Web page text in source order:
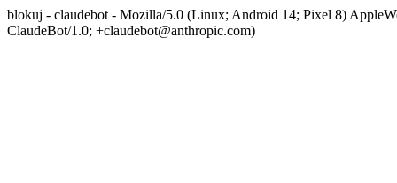
blokuj - claudebot - Mozilla/5.0 (Linux; Android 14; Pixel 8)
ClaudeBot/1.0; +claudebot@anthropic.com)